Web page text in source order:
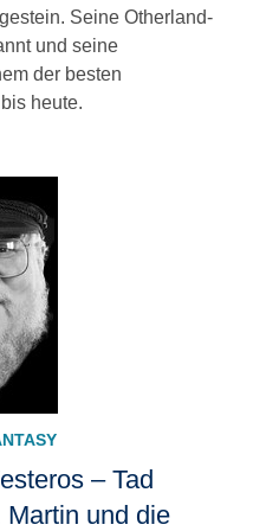
Seine Otherland-
und seine
der besten
heute.
– Tad
und die